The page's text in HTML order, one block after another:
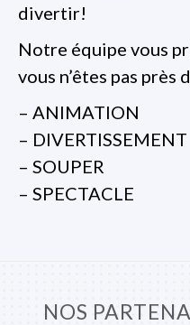
divertir!
Notre équipe vous
vous n’êtes pas près
– ANIMATION
– DIVERTISSEMENT
– SOUPER
– SPECTACLE
NOS